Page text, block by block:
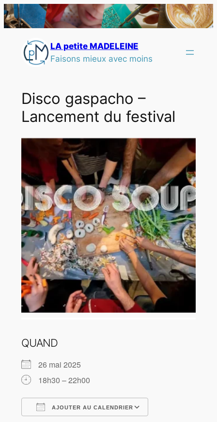
LA petite MADELEINE
Faisons mieux avec moins
Disco gaspacho –
Lancement du festival
QUAND
26 mai 2025
18h30 – 22h00
AJOUTER AU CALENDRIER